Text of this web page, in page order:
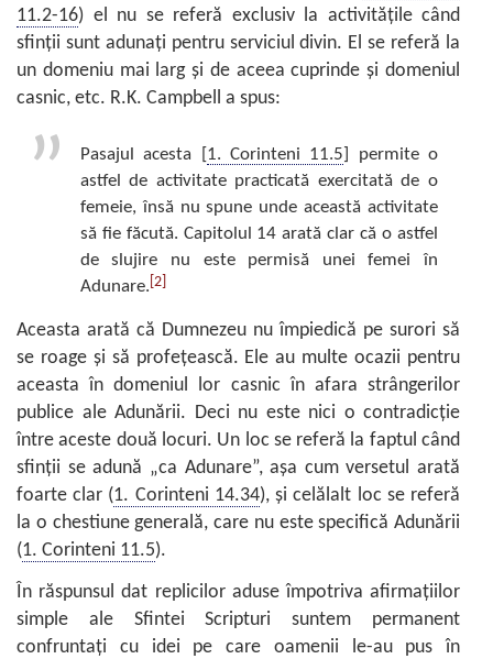
11.2-16) el nu se referă exclusiv la activităţile când
sfinţii sunt adunaţi pentru serviciul divin. El se referă la
un domeniu mai larg şi de aceea cuprinde şi domeniul
casnic, etc. R.K. Campbell a spus:
Pasajul acesta [1. Corinteni 11.5] permite o
astfel de activitate practicată exercitată de o
femeie, însă nu spune unde această activitate
să fie făcută. Capitolul 14 arată clar că o astfel
de slujire nu este permisă unei femei în
Adunare. [2]
Aceasta arată că Dumnezeu nu împiedică pe surori să
se roage şi să profeţească. Ele au multe ocazii pentru
aceasta în domeniul lor casnic în afara strângerilor
publice ale Adunării. Deci nu este nici o contradicţie
între aceste două locuri. Un loc se referă la faptul când
sfinţii se adună „ca Adunare”, aşa cum versetul arată
foarte clar (1. Corinteni 14.34), şi celălalt loc se referă
la o chestiune generală, care nu este specifică Adunării
(1. Corinteni 11.5).
În răspunsul dat replicilor aduse împotriva afirmaţiilor
simple ale Sfintei Scripturi suntem permanent
confruntaţi cu idei pe care oamenii le-au pus în